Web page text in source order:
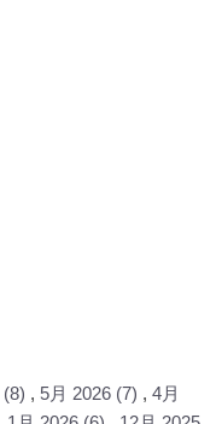
(8) 5月 2026 (7)
4月